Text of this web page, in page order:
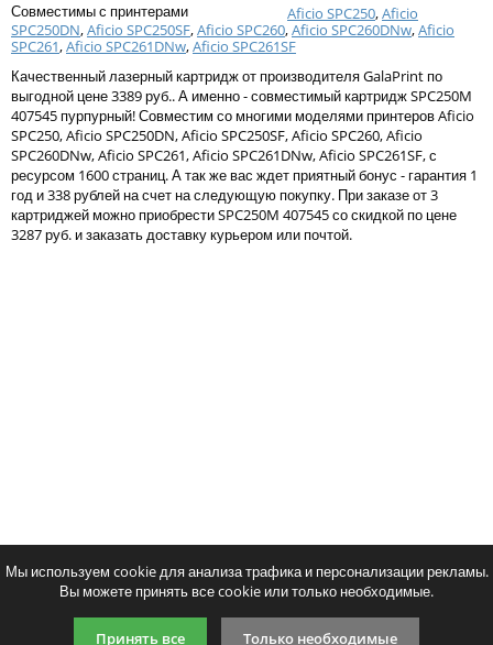
Toshiba
Xerox
Для франкировальной машины
Ленточные картриджи
Тонер и девелопер
Совместимы с принтерами
Aficio SPC250,Aficio
SPC250DN,Aficio SPC250SF,Aficio SPC260,Aficio SPC260DNw,Aficio
SPC261,Aficio SPC261DNw,Aficio SPC261SF
Качественный лазерный картридж от производителя GalaPrint по
выгодной цене 3389 руб.. А именно - совместимый картридж SPC250M
407545 пурпурный! Совместим со многими моделями принтеров Aficio
SPC250, Aficio SPC250DN, Aficio SPC250SF, Aficio SPC260, Aficio
SPC260DNw, Aficio SPC261, Aficio SPC261DNw, Aficio SPC261SF, с
ресурсом 1600 страниц. А так же вас ждет приятный бонус - гарантия 1
год и 338 рублей на счет на следующую покупку. При заказе от 3
картриджей можно приобрести SPC250M 407545 со скидкой по цене
3287 руб. и заказать доставку курьером или почтой.
Введите код, указанный на картинке:
Мы используем cookie для анализа трафика и персонализации рекламы.
Вы можете принять все cookie или только необходимые.
Принять все Только необходимые